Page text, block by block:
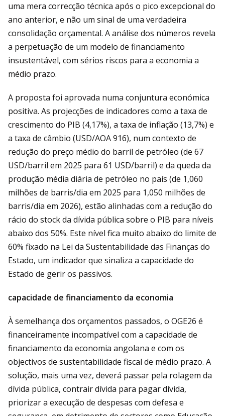
uma mera correcção técnica após o pico excepcional do
ano anterior, e não um sinal de uma verdadeira
consolidação orçamental. A análise dos números revela
a perpetuação de um modelo de financiamento
insustentável, com sérios riscos para a economia a
médio prazo.
A proposta foi aprovada numa conjuntura económica
positiva. As projecções de indicadores como a taxa de
crescimento do PIB (4,17%), a taxa de inflação (13,7%) e
a taxa de câmbio (USD/AOA 916), num contexto de
redução do preço médio do barril de petróleo (de 67
USD/barril em 2025 para 61 USD/barril) e da queda da
produção média diária de petróleo no país (de 1,060
milhões de barris/dia em 2025 para 1,050 milhões de
barris/dia em 2026), estão alinhadas com a redução do
rácio do stock da dívida pública sobre o PIB para níveis
abaixo dos 50%. Este nível fica muito abaixo do limite de
60% fixado na Lei da Sustentabilidade das Finanças do
Estado, um indicador que sinaliza a capacidade do
Estado de gerir os passivos.
capacidade de financiamento da economia
À semelhança dos orçamentos passados, o OGE26 é
financeiramente incompatível com a capacidade de
financiamento da economia angolana e com os
objectivos de sustentabilidade fiscal de médio prazo. A
solução, mais uma vez, deverá passar pela rolagem da
dívida pública, contrair dívida para pagar dívida,
priorizar a execução de despesas com defesa e